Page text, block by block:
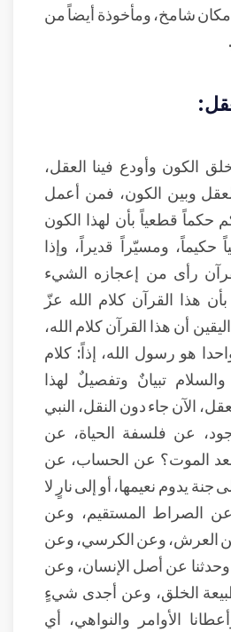
شامخ، ومأخوذة أيضاً من
الكون وأودع فينا العقل،
وبين الكون، فمن أعمل
قطعياً بأن لهذا الكون
حكيماً، ومسيّراً قديراً، وإذا
رأى من إعجازه الشيء
هذا القرآن كلام الله عزّ
أن هذا القرآن كلام الله،
هو رسول الله، إذاً: كلام
تبيانٌ وتفصيلٌ لهذا
الآن جاء دون النقل، النبي
عن فلسفة الحياة، عن
بعد الموت؟ عن الحساب، عن
جنة يدوم نعيمها، أو إلى نارٍ لا
عن الصراط المستقيم، وعن
العرش، وعن الكرسي، وعن
عن أصل الإنسان، وعن
الخلق، وعن أجدى شيءٍ
الأوامر والنواهي، أي